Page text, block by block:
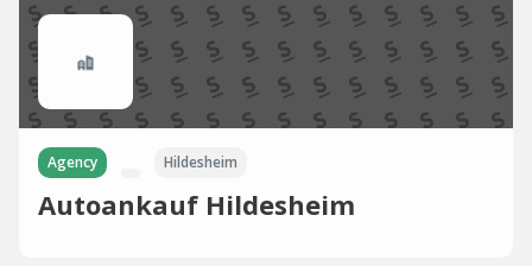
Agency Hildesheim
Autoankauf Hildesheim